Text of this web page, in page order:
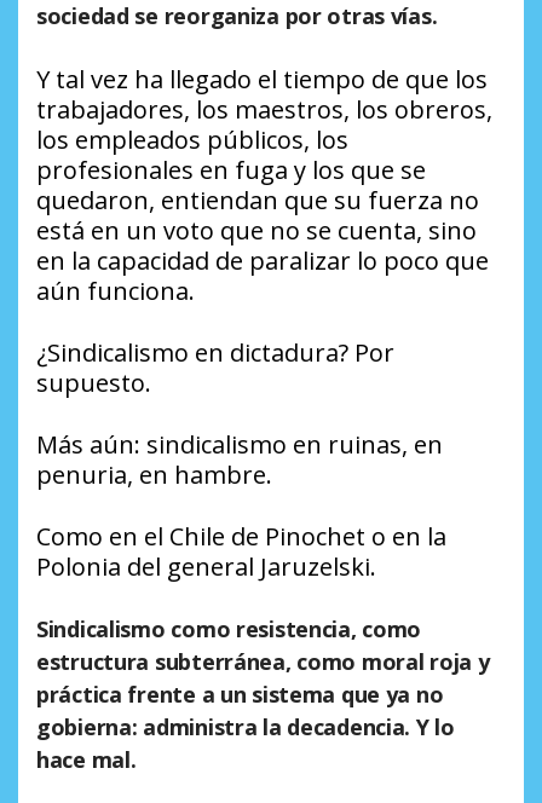
sociedad se reorganiza por otras vías.
Y tal vez ha llegado el tiempo de que los
trabajadores, los maestros, los obreros,
los empleados públicos, los
profesionales en fuga y los que se
quedaron, entiendan que su fuerza no
está en un voto que no se cuenta, sino
en la capacidad de paralizar lo poco que
aún funciona.
¿Sindicalismo en dictadura? Por
supuesto.
Más aún: sindicalismo en ruinas, en
penuria, en hambre.
Como en el Chile de Pinochet o en la
Polonia del general Jaruzelski.
Sindicalismo como resistencia, como
estructura subterránea, como moral roja y
práctica frente a un sistema que ya no
gobierna: administra la decadencia. Y lo
hace mal.